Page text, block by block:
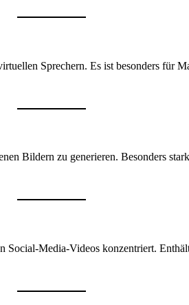
Sprechern. Es ist besonders für
Bildern zu generieren. Besonders
Media-Videos konzentriert.